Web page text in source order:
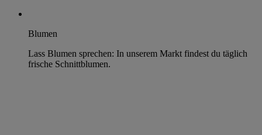
Blumen
Lass Blumen sprechen: In unserem Markt findest du täglich
frische Schnittblumen.